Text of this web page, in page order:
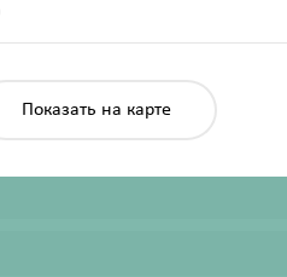
Показать на карте